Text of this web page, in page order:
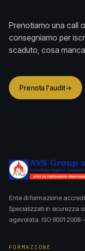
Prenotiamo una call
consegniamo per
scaduto, cosa
Prenota l'audit→
Ente di formazione
Specializzati in sicurezza
agevolata. ISO 9001:2008
FORMAZIONE